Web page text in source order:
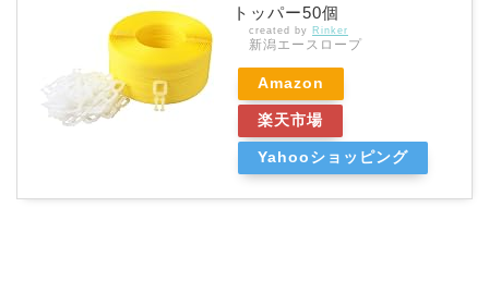
トッパー50個
created by Rinker
新潟エースロープ
Amazon
楽天市場
Yahooショッピング